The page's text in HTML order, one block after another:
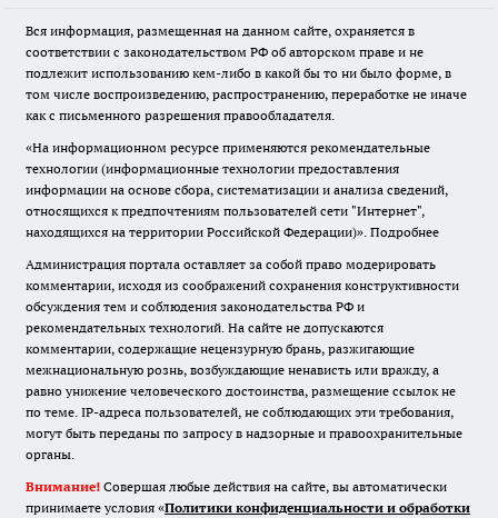
Вся информация, размещенная на данном сайте, охраняется в
соответствии с законодательством РФ об авторском праве и не
подлежит использованию кем-либо в какой бы то ни было форме, в
том числе воспроизведению, распространению, переработке не иначе
как с письменного разрешения правообладателя.
«На информационном ресурсе применяются рекомендательные
технологии (информационные технологии предоставления
информации на основе сбора, систематизации и анализа сведений,
относящихся к предпочтениям пользователей сети "Интернет",
находящихся на территории Российской Федерации)». Подробнее
Администрация портала оставляет за собой право модерировать
комментарии, исходя из соображений сохранения конструктивности
обсуждения тем и соблюдения законодательства РФ и
рекомендательных технологий. На сайте не допускаются
комментарии, содержащие нецензурную брань, разжигающие
межнациональную рознь, возбуждающие ненависть или вражду, а
равно унижение человеческого достоинства, размещение ссылок не
по теме. IP-адреса пользователей, не соблюдающих эти требования,
могут быть переданы по запросу в надзорные и правоохранительные
органы.
Внимание! Совершая любые действия на сайте, вы автоматически
принимаете условия «Политики конфиденциальности и обработки